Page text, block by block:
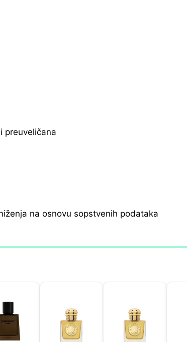
preuveličana
na osnovu sopstvenih podataka